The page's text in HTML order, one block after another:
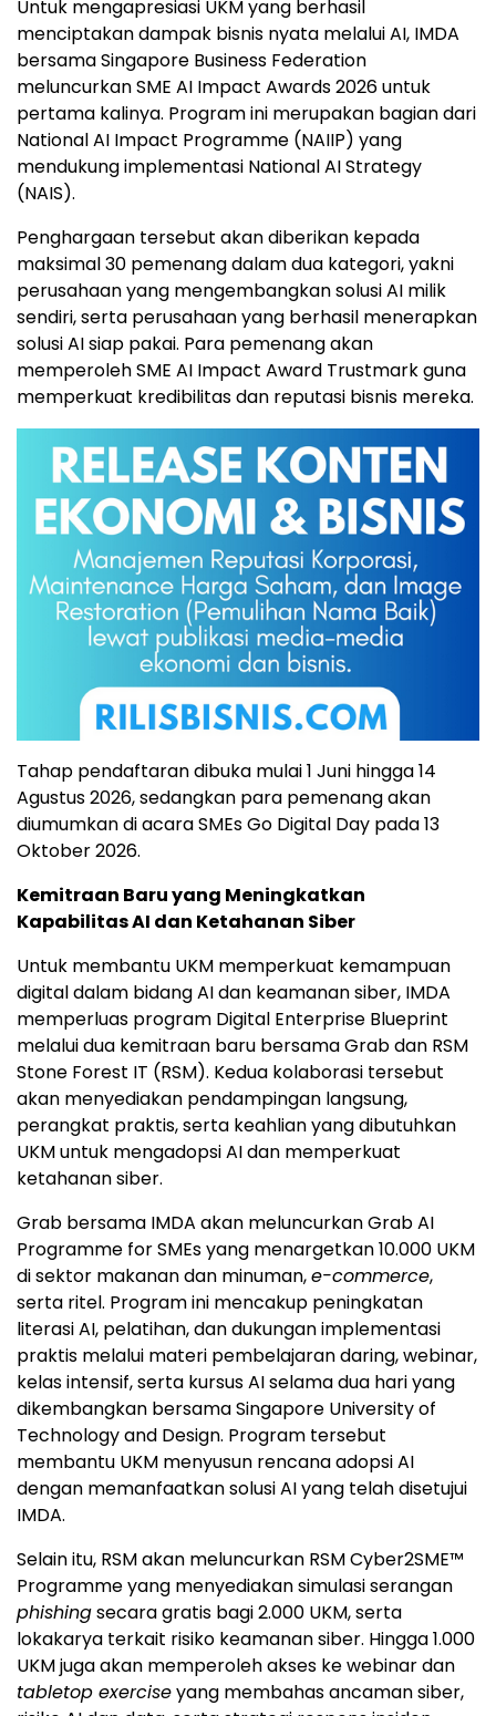
Untuk mengapresiasi UKM yang berhasil
menciptakan dampak bisnis nyata melalui AI, IMDA
bersama Singapore Business Federation
meluncurkan SME AI Impact Awards 2026 untuk
pertama kalinya. Program ini merupakan bagian dari
National AI Impact Programme (NAIIP) yang
mendukung implementasi National AI Strategy
(NAIS).
Penghargaan tersebut akan diberikan kepada
maksimal 30 pemenang dalam dua kategori, yakni
perusahaan yang mengembangkan solusi AI milik
sendiri, serta perusahaan yang berhasil menerapkan
solusi AI siap pakai. Para pemenang akan
memperoleh SME AI Impact Award Trustmark guna
memperkuat kredibilitas dan reputasi bisnis mereka.
Tahap pendaftaran dibuka mulai 1 Juni hingga 14
Agustus 2026, sedangkan para pemenang akan
diumumkan di acara SMEs Go Digital Day pada 13
Oktober 2026.
Kemitraan Baru yang Meningkatkan
Kapabilitas AI dan Ketahanan Siber
Untuk membantu UKM memperkuat kemampuan
digital dalam bidang AI dan keamanan siber, IMDA
memperluas program Digital Enterprise Blueprint
melalui dua kemitraan baru bersama Grab dan RSM
Stone Forest IT (RSM). Kedua kolaborasi tersebut
akan menyediakan pendampingan langsung,
perangkat praktis, serta keahlian yang dibutuhkan
UKM untuk mengadopsi AI dan memperkuat
ketahanan siber.
Grab bersama IMDA akan meluncurkan Grab AI
Programme for SMEs yang menargetkan 10.000 UKM
di sektor makanan dan minuman,e-commerce,
serta ritel. Program ini mencakup peningkatan
literasi AI, pelatihan, dan dukungan implementasi
praktis melalui materi pembelajaran daring, webinar,
kelas intensif, serta kursus AI selama dua hari yang
dikembangkan bersama Singapore University of
Technology and Design. Program tersebut
membantu UKM menyusun rencana adopsi AI
dengan memanfaatkan solusi AI yang telah disetujui
IMDA.
Selain itu, RSM akan meluncurkan RSM Cyber2SME™
Programme yang menyediakan simulasi serangan
phishingsecara gratis bagi 2.000 UKM, serta
lokakarya terkait risiko keamanan siber. Hingga 1.000
UKM juga akan memperoleh akses ke webinar dan
tabletop exerciseyang membahas ancaman siber,